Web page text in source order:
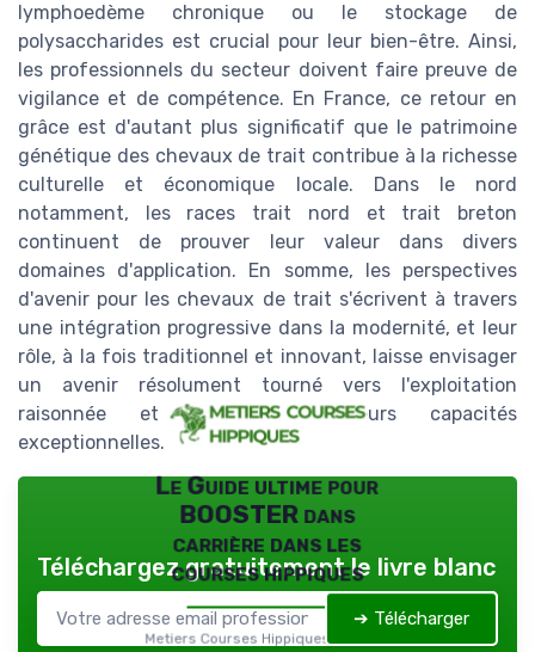
lymphoedème chronique ou le stockage de
polysaccharides est crucial pour leur bien-être. Ainsi,
les professionnels du secteur doivent faire preuve de
vigilance et de compétence. En France, ce retour en
grâce est d'autant plus significatif que le patrimoine
génétique des chevaux de trait contribue à la richesse
culturelle et économique locale. Dans le nord
notamment, les races trait nord et trait breton
continuent de prouver leur valeur dans divers
domaines d'application. En somme, les perspectives
d'avenir pour les chevaux de trait s'écrivent à travers
une intégration progressive dans la modernité, et leur
rôle, à la fois traditionnel et innovant, laisse envisager
un avenir résolument tourné vers l'exploitation
raisonnée et durable de leurs capacités
exceptionnelles.
Le Guide ultime pour
BOOSTER dans
carrière dans les
courses hippiques
Metiers Courses Hippiques — 2026
Téléchargez gratuitement le livre blanc
➔ Télécharger